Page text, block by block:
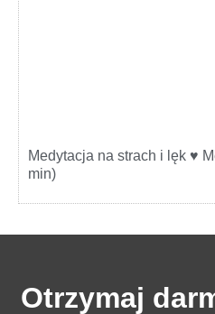
Medytacja na strach i lęk ♥
min)
Otrzymaj